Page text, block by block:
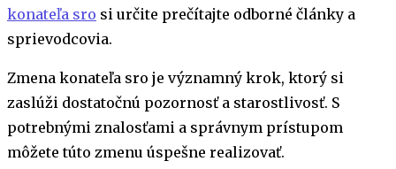
konateľa sro si určite prečítajte odborné články a
sprievodcovia.
Zmena konateľa sro je významný krok, ktorý si
zaslúži dostatočnú pozornosť a starostlivosť. S
potrebnými znalosťami a správnym prístupom
môžete túto zmenu úspešne realizovať.